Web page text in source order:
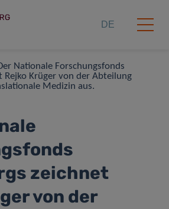
DE
Nationale Forschungsfonds
Rejko Krüger von der Abteilung
Medizin aus.
zeichnet
von der